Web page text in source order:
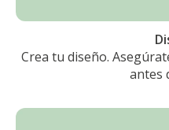
Crea tu diseño.
antes